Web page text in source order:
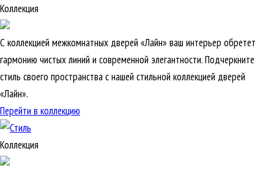
Коллекция
С коллекцией межкомнатных дверей «Лайн» ваш интерьер обретет
гармонию чистых линий и современной элегантности. Подчеркните
стиль своего пространства с нашей стильной коллекцией дверей
«Лайн».
Перейти в коллекцию
Коллекция